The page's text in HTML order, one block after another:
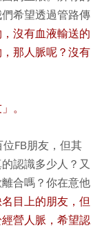
希望透過管路傳
沒有血液輸送的
那人脈呢？沒有
。
FB朋友，但其
認識多少人？又
合嗎？你在意他
目上的朋友，但
營人脈，希望認